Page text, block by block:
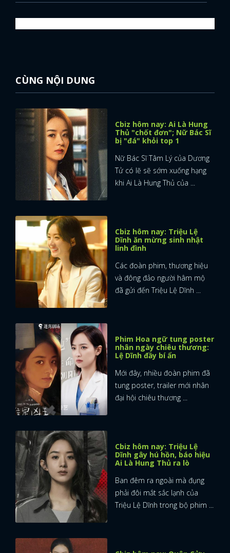
CÙNG NỘI DUNG
Cbiz hôm nay: Ai Là Hung
Thủ "chốt đơn"; Nữ Bác Sĩ
bị "đá" khỏi top 1
Nữ Bác Sĩ Tâm Lý của Dương
Tử có lẽ sẽ sớm xuống hạng
khi Ai Là Hung Thủ của ...
Cbiz hôm nay: Triệu Lệ
Dĩnh ăn mừng sinh nhật
linh đình
Các đoàn phim, thương hiệu
và đông đảo người hâm mộ
đã gửi đến Triệu Lệ Dĩnh ...
Phim Hoa ngữ tung poster
nhân ngày chiêu thương:
Lệ Dĩnh đầy bí ẩn
Mới đây, nhiều đoàn phim đã
tung poster, trailer mới nhân
đại hội chiêu thương ...
Cbiz hôm nay: Triệu Lệ
Dĩnh gây hú hồn, báo hiệu
Ai Là Hung Thủ ra lò
Ban đêm ra ngoài mà đụng
phải đôi mắt sắc lạnh của
Triệu Lệ Dĩnh trong bộ phim ...